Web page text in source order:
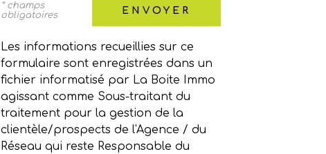
* champs
obligatoires
ENVOYER
Les informations recueillies sur ce
formulaire sont enregistrées dans un
fichier informatisé par La Boite Immo
agissant comme Sous-traitant du
traitement pour la gestion de la
clientèle/prospects de l'Agence / du
Réseau qui reste Responsable du